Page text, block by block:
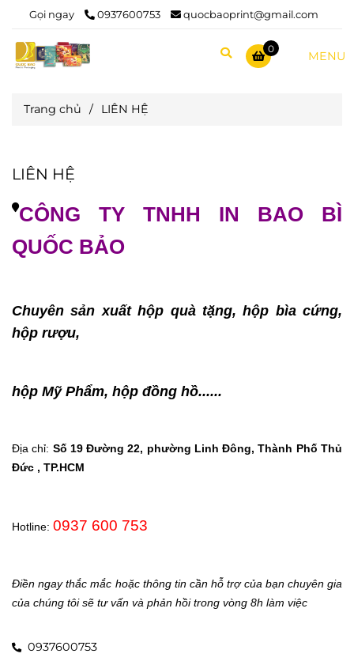
Gọi ngay 0937600753 quocbaoprint@gmail.com
0
MENU
Trang chủ / LIÊN HỆ
LIÊN HỆ
CÔNG TY TNHH IN BAO BÌ
QUỐC BẢO
Chuyên sản xuất hộp quà tặng, hộp bìa cứng,
hộp rượu,
hộp Mỹ Phẩm, hộp đồng hồ......
Địa chỉ: Số 19 Đường 22, phường Linh Đông, Thành Phố Thủ
Đức , TP.HCM
Hotline: 0937 600 753
Điền ngay thắc mắc hoặc thông tin cần hỗ trợ của bạn chuyên gia
của chúng tôi sẽ tư vấn và phản hồi trong vòng 8h làm việc
0937600753